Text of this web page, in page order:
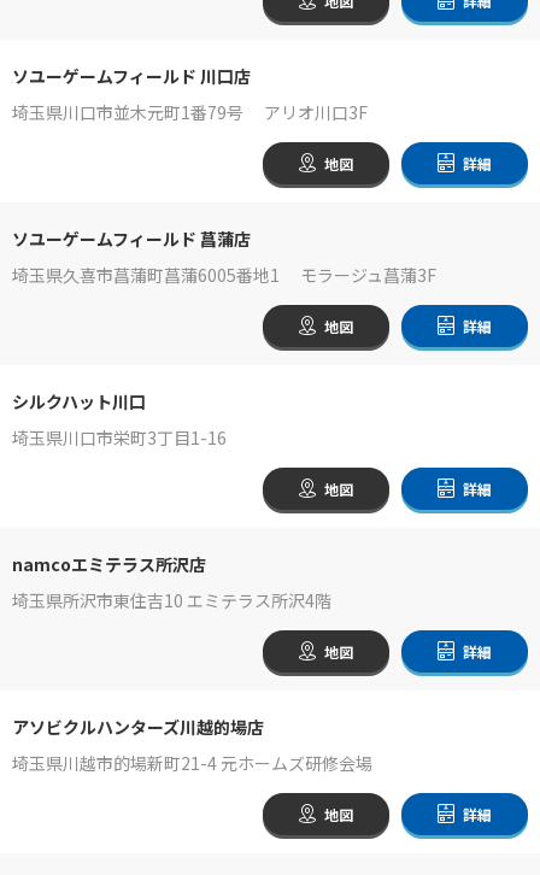
ソユーゲームフィールド 川口店
埼玉県川口市並木元町1番79号 アリオ川口3F
地図 詳細
ソユーゲームフィールド 菖蒲店
埼玉県久喜市菖蒲町菖蒲6005番地1 モラージュ菖蒲3F
地図 詳細
シルクハット川口
埼玉県川口市栄町3丁目1-16
地図 詳細
namcoエミテラス所沢店
埼玉県所沢市東住吉10 エミテラス所沢4階
地図 詳細
アソビクルハンターズ川越的場店
埼玉県川越市的場新町21-4 元ホームズ研修会場
地図 詳細